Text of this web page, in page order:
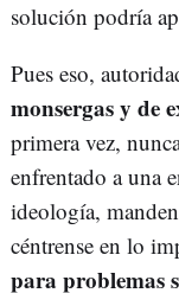
solución podría
Pues eso,
monsergas y de
primera vez,
enfrentado a una
ideología,
céntrense en lo
para problemas